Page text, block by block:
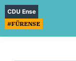
CDU Ense
#FÜRENSE